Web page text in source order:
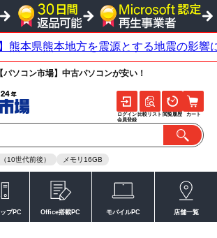
ソコン市場】中古パソコンが安い！
10世代前後） メモリ16GB
ログイン
会員登録
比較リスト 閲覧履歴 カート
プPC Office搭載PC モバイルPC 店舗一覧